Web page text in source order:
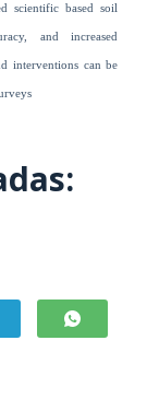
scientific based soil
and increased
interventions can be